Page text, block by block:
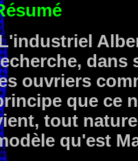
dans
ouvriers
que ce
tout
qu'est